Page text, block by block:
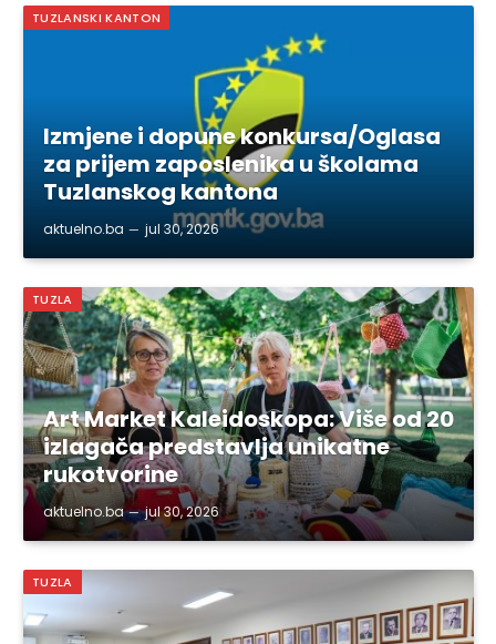
TUZLANSKI KANTON
Izmjene i dopune konkursa/Oglasa
za prijem zaposlenika u školama
Tuzlanskog kantona
aktuelno.ba jul 30, 2026
TUZLA
Art Market Kaleidoskopa: Više od 20
izlagača predstavlja unikatne
rukotvorine
aktuelno.ba jul 30, 2026
TUZLA